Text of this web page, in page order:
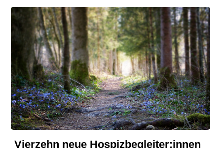
Vierzehn neue Hospizbegleiter:innen